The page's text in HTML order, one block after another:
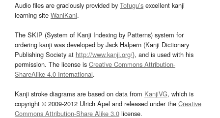
Audio files are graciously provided by Tofugu’s excellent kanji
learning site WaniKani.
The SKIP (System of Kanji Indexing by Patterns) system for
ordering kanji was developed by Jack Halpern (Kanji Dictionary
Publishing Society at http://www.kanji.org/), and is used with his
permission. The license is Creative Commons Attribution-
ShareAlike 4.0 International.
Kanji stroke diagrams are based on data from KanjiVG, which is
copyright © 2009-2012 Ulrich Apel and released under the Creative
Commons Attribution-Share Alike 3.0 license.